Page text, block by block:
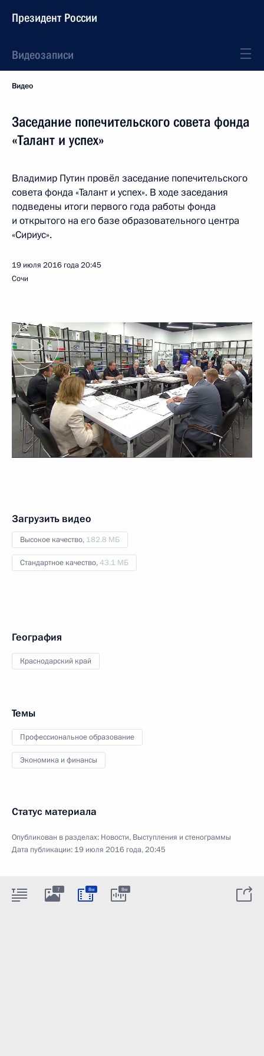
Президент России
Видеозаписи
Видео
Заседание попечительского совета фонда
«Талант и успех»
Владимир Путин провёл заседание попечительского
совета фонда «Талант и успех». В ходе заседания
подведены итоги первого года работы фонда
и открытого на его базе образовательного центра
«Сириус».
19 июля 2016 года20:45
Сочи
Загрузить видео
Высокое качество, 182.8 МБ
Стандартное качество,43.1 МБ
География
Краснодарский край
Темы
Профессиональное образование
Экономика и финансы
Статус материала
Опубликован в разделах: Новости, Выступления и стенограммы
Дата публикации: 19 июля 2016 года, 20:45
7 8м 8м